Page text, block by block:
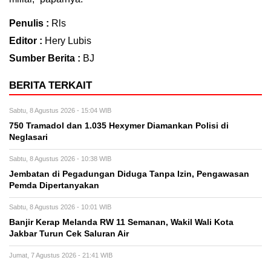
Penulis : Rls
Editor : Hery Lubis
Sumber Berita : BJ
BERITA TERKAIT
Sabtu, 8 Agustus 2026 - 15:04 WIB
750 Tramadol dan 1.035 Hexymer Diamankan Polisi di
Neglasari
Sabtu, 8 Agustus 2026 - 10:38 WIB
Jembatan di Pegadungan Diduga Tanpa Izin, Pengawasan
Pemda Dipertanyakan
Sabtu, 8 Agustus 2026 - 10:01 WIB
Banjir Kerap Melanda RW 11 Semanan, Wakil Wali Kota
Jakbar Turun Cek Saluran Air
Jumat, 7 Agustus 2026 - 21:41 WIB